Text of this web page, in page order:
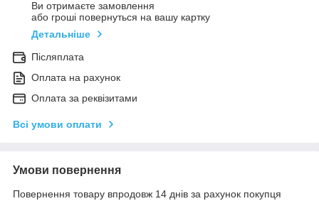
Ви отримаєте замовлення
або гроші повернуться на вашу картку
Детальніше
Післяплата
Оплата на рахунок
Оплата за реквізитами
Всі умови оплати
Умови повернення
Повернення товару впродовж 14 днів за рахунок покупця